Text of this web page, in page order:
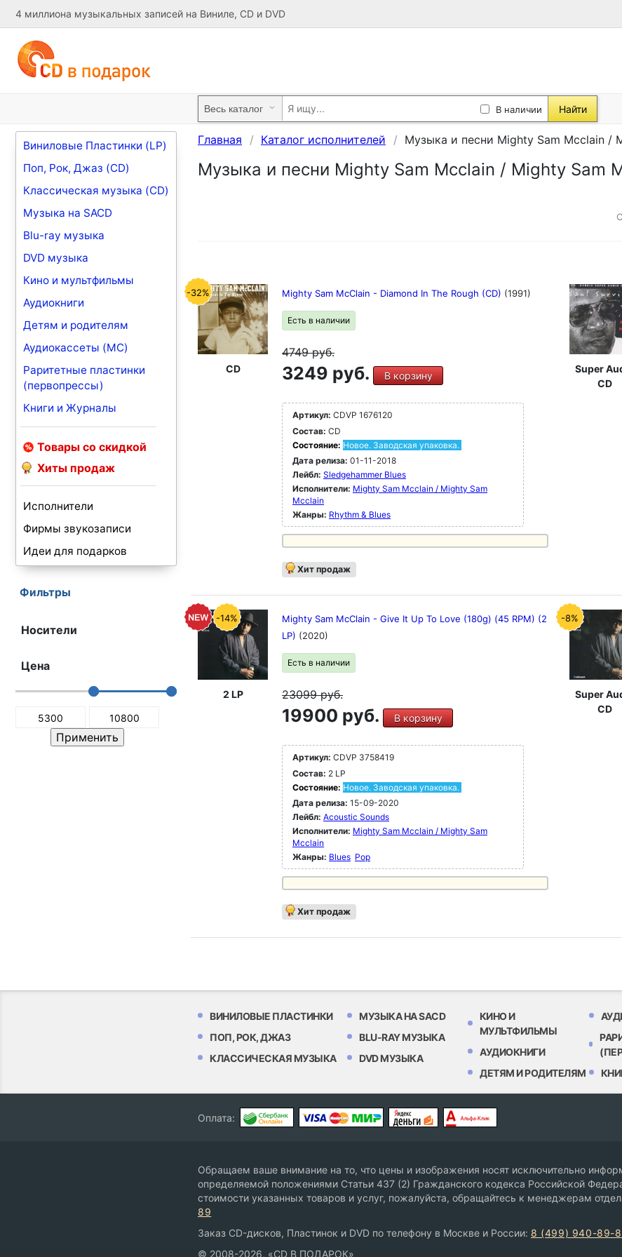
4 миллиона музыкальных записей на Виниле, CD и DVD
В наличии Найти
Виниловые Пластинки (LP)
Поп, Рок, Джаз (CD)
Классическая музыка (CD)
Музыка на SACD
Blu-ray музыка
DVD музыка
Кино и мультфильмы
Аудиокниги
Детям и родителям
Аудиокассеты (MC)
Раритетные пластинки
(первопрессы)
Книги и Журналы
Товары со скидкой
Хиты продаж
Исполнители
Фирмы звукозаписи
Идеи для подарков
Фильтры
Носители
Цена
Главная Каталог исполнителей Музыка и песни Mighty Sam Mcclain /
Музыка и песни Mighty Sam Mcclain / Mighty Sam
-32%
CD
Mighty Sam McClain - Diamond In The Rough (CD) (1991)
Есть в наличии
4749руб.
3249 руб. В корзину
Артикул: CDVP 1676120
Состав: CD
Состояние: Новое. Заводская упаковка.
Дата релиза: 01-11-2018
Лейбл: Sledgehammer Blues
Исполнители: Mighty Sam Mcclain / Mighty Sam
Mcclain
Жанры: Rhythm & Blues
Хит продаж
Super
CD
-14%
2 LP
Mighty Sam McClain - Give It Up To Love (180g) (45 RPM) (2
LP) (2020)
Есть в наличии
23099руб.
19900 руб. В корзину
Артикул: CDVP 3758419
Состав: 2 LP
Состояние: Новое. Заводская упаковка.
Дата релиза: 15-09-2020
Лейбл: Acoustic Sounds
Исполнители: Mighty Sam Mcclain / Mighty Sam
Mcclain
Жанры: Blues Pop
Хит продаж
-8%
Super
CD
ВИНИЛОВЫЕ ПЛАСТИНКИ
ПОП, РОК, ДЖАЗ
КЛАССИЧЕСКАЯ МУЗЫКА
МУЗЫКА НА SACD
BLU-RAY МУЗЫКА
DVD МУЗЫКА
КИНО И
МУЛЬТФИЛЬМЫ
АУДИОКНИГИ
ДЕТЯМ И РОДИТЕЛЯМ
Оплата:
Обращаем ваше внимание на то, что цены и изображения носят исключительно
определяемой положениями Статьи 437 (2) Гражданского кодекса Российской
стоимости указанных товаров и услуг, пожалуйста, обращайтесь к менеджерам
89
Заказ CD-дисков, Пластинок и DVD по телефону в Москве и России: 8 (499) 940-89-
© 2008-2026, «CD В ПОДАРОК»